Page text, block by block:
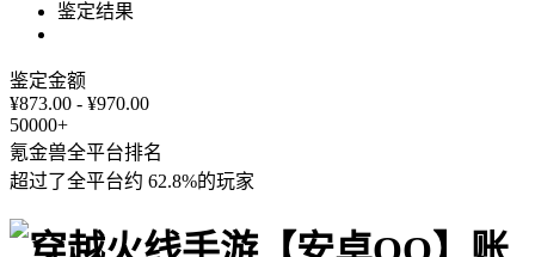
鉴定结果
鉴定金额
¥873.00 - ¥970.00
50000+
氪金兽全平台排名
超过了全平台约 62.8%的玩家